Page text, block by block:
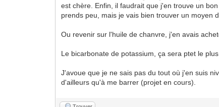
est chère. Enfin, il faudrait que j'en trouve un
prends peu, mais je vais bien trouver un moyen
Ou revenir sur l'huile de chanvre, j'en avais
Le bicarbonate de potassium, ça sera ptet le
J'avoue que je ne sais pas du tout où j'en suis
d'ailleurs qu'à me barrer (projet en cours).